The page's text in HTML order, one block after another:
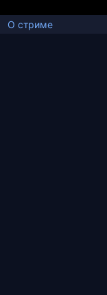
О стриме